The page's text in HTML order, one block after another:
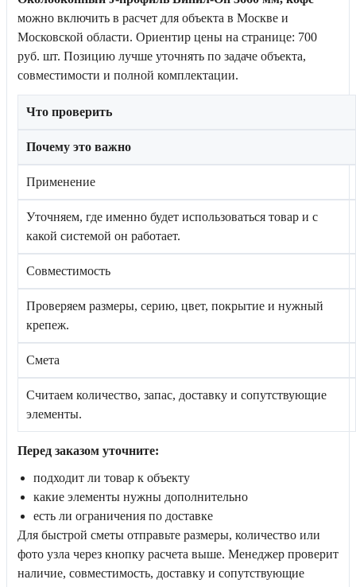
можно включить в расчет для объекта в Москве и
Московской области. Ориентир цены на странице: 700
руб. шт. Позицию лучше уточнять по задаче объекта,
совместимости и полной комплектации.
Что проверить
Почему это важно
Применение
Уточняем, где именно будет использоваться товар и с
какой системой он работает.
Совместимость
Проверяем размеры, серию, цвет, покрытие и нужный
крепеж.
Смета
Считаем количество, запас, доставку и сопутствующие
элементы.
Перед заказом уточните:
подходит ли товар к объекту
какие элементы нужны дополнительно
есть ли ограничения по доставке
Для быстрой сметы отправьте размеры, количество или
фото узла через кнопку расчета выше. Менеджер проверит
наличие, совместимость, доставку и сопутствующие